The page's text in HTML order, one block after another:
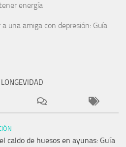
energía
a una amiga con depresión: Guía
caldo de huesos en ayunas: Guía